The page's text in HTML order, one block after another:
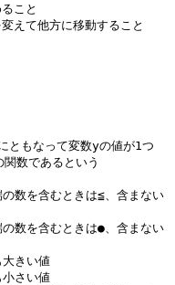
こと
えて他方に移動すること
ともなって変数yの値が1つ
数であるという
数を含むときは≦、含まない
数を含むときは●、含まない
きい値
さい値